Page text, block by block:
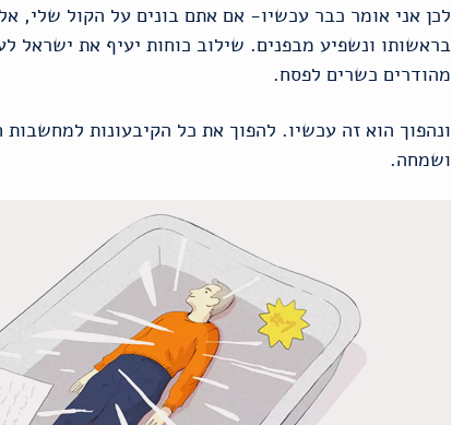
לכן אני אומר כבר עכשיו- אם אתם בונים על הקול שלי,
בראשותו ונשפיע מבפנים. שילוב כוחות יעיף את ישראל
מהודרים כשרים לפסח.
ונהפוך הוא זה עכשיו. להפוך את כל הקיבעונות
ושמחה.